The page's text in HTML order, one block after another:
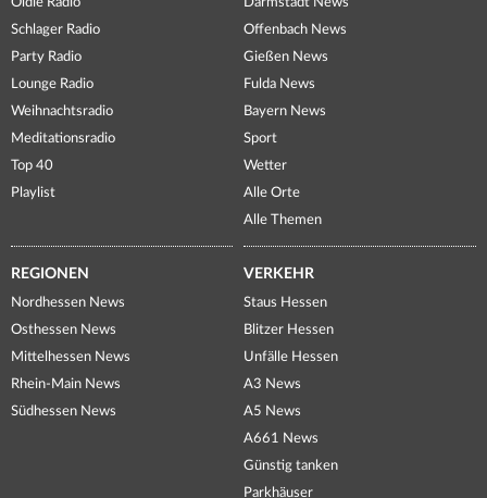
Oldie Radio
Schlager Radio
Party Radio
Lounge Radio
Weihnachtsradio
Meditationsradio
Top 40
Playlist
Darmstadt News
Offenbach News
Gießen News
Fulda News
Bayern News
Sport
Wetter
Alle Orte
Alle Themen
REGIONEN
Nordhessen News
Osthessen News
Mittelhessen News
Rhein-Main News
Südhessen News
VERKEHR
Staus Hessen
Blitzer Hessen
Unfälle Hessen
A3 News
A5 News
A661 News
Günstig tanken
Parkhäuser